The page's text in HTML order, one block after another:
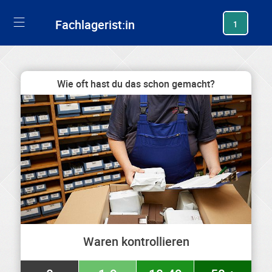
Fachlagerist:in 1
Wie oft hast du das schon gemacht?
Waren kontrollieren